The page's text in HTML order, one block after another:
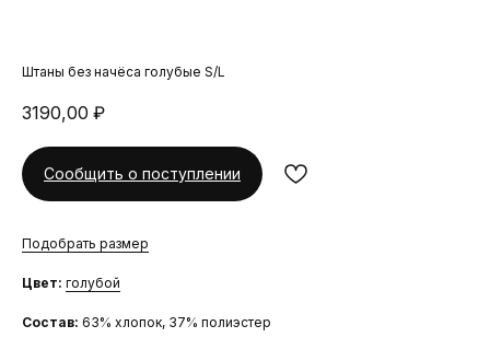
Штаны без начёса голубые S/L
3190,00 ₽
Сообщить о поступлении
Подобрать размер
Цвет: голубой
Состав: 63% хлопок, 37% полиэстер